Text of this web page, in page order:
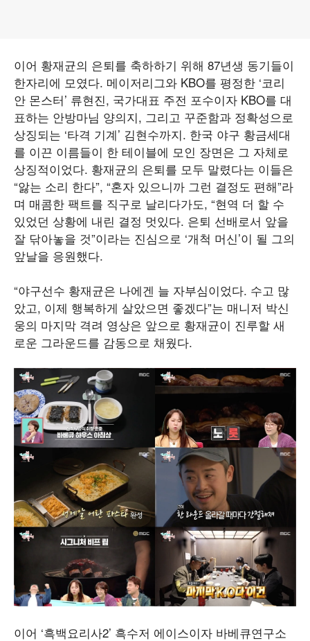
이어 황재균의 은퇴를 축하하기 위해 87년생 동기들이
한자리에 모였다. 메이저리그와 KBO를 평정한 ‘코리
안 몬스터’ 류현진, 국가대표 주전 포수이자 KBO를 대
표하는 안방마님 양의지, 그리고 꾸준함과 정확성으로
상징되는 ‘타격 기계’ 김현수까지. 한국 야구 황금세대
를 이끈 이름들이 한 테이블에 모인 장면은 그 자체로
상징적이었다. 황재균의 은퇴를 모두 말렸다는 이들은
“앓는 소리 한다”, “혼자 있으니까 그런 결정도 편해”라
며 매콤한 팩트를 직구로 날리다가도, “현역 더 할 수
있었던 상황에 내린 결정 멋있다. 은퇴 선배로서 앞을
잘 닦아놓을 것”이라는 진심으로 ‘개척 머신’이 될 그의
앞날을 응원했다.
“야구선수 황재균은 나에겐 늘 자부심이었다. 수고 많
았고, 이제 행복하게 살았으면 좋겠다”는 매니저 박신
웅의 마지막 격려 영상은 앞으로 황재균이 진루할 새
로운 그라운드를 감동으로 채웠다.
이어 ‘흑백요리사2’ 흑수저 에이스이자 바베큐연구소